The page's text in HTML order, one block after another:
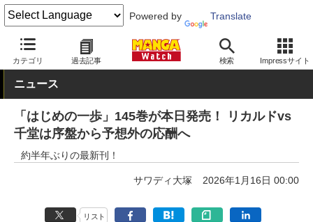
Powered by Translate
カテゴリ 過去記事 検索 Impressサイト
MANGA Watch 少年 はじめの一歩
ニュース
「はじめの一歩」145巻が本日発売！ リカルドvs
千堂は序盤から予想外の応酬へ
約半年ぶりの最新刊！
サワディ大塚 2026年1月16日 00:00
リスト